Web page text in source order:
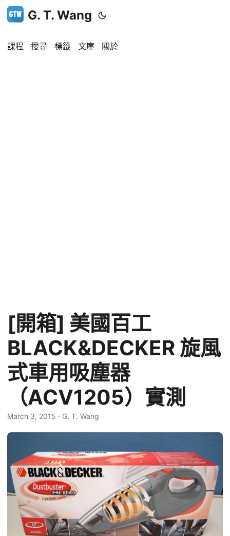
G. T. Wang
課程 搜尋 標籤 文庫 關於
[開箱] 美國百工
BLACK&DECKER 旋風
式車用吸塵器
（ACV1205）實測
March 3, 2015 · G. T. Wang